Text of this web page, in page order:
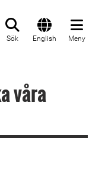
Sök English Meny
våra